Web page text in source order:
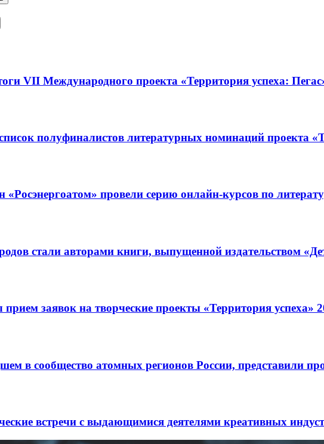
VII Международного проекта «Территория успеха:
полуфиналистов литературных номинаций проекта
провели серию онлайн-курсов по
стали авторами книги, выпущенной издательством
заявок на творческие проекты «Территория успеха»
в сообщество атомных регионов России, представили
встречи с выдающимися деятелями креативных